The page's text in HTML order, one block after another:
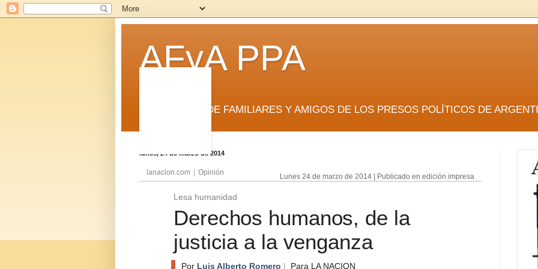
AFyA PPA
ASOCIACIÓN DE FAMILIARES Y AMIGOS DE LOS PRESOS POLÍTICOS DE
lunes, 24 de marzo de 2014
lanacion.com | Opinión Lunes 24 de marzo de 2014 | Publicado en edición impresa
Lesa humanidad
Derechos humanos, de la
justicia a la venganza
Por Luis Alberto Romero | Para LA NACION